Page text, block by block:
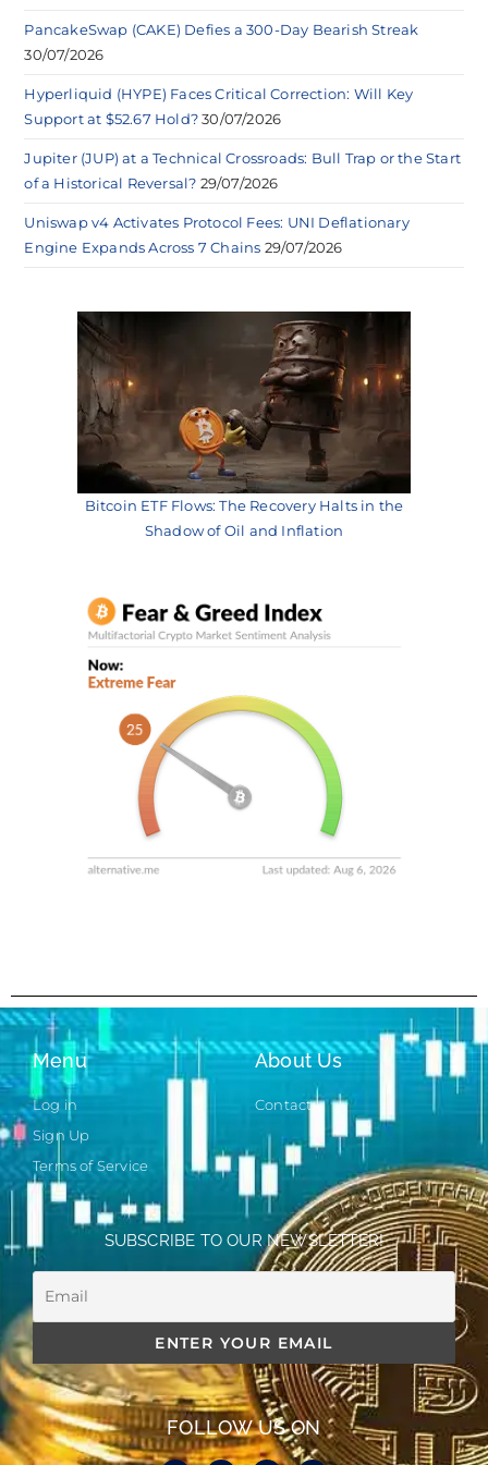
PancakeSwap (CAKE) Defies a 300-Day Bearish Streak
30/07/2026
Hyperliquid (HYPE) Faces Critical Correction: Will Key
Support at $52.67 Hold? 30/07/2026
Jupiter (JUP) at a Technical Crossroads: Bull Trap or the Start
of a Historical Reversal? 29/07/2026
Uniswap v4 Activates Protocol Fees: UNI Deflationary
Engine Expands Across 7 Chains 29/07/2026
Bitcoin ETF Flows: The Recovery Halts in the
Shadow of Oil and Inflation
Menu
Log in
Sign Up
Terms of Service
About Us
Contact
SUBSCRIBE TO OUR NEWSLETTER!
FOLLOW US ON